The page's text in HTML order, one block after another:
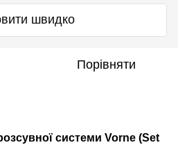
швидко
Порівняти
системи Vorne (Set